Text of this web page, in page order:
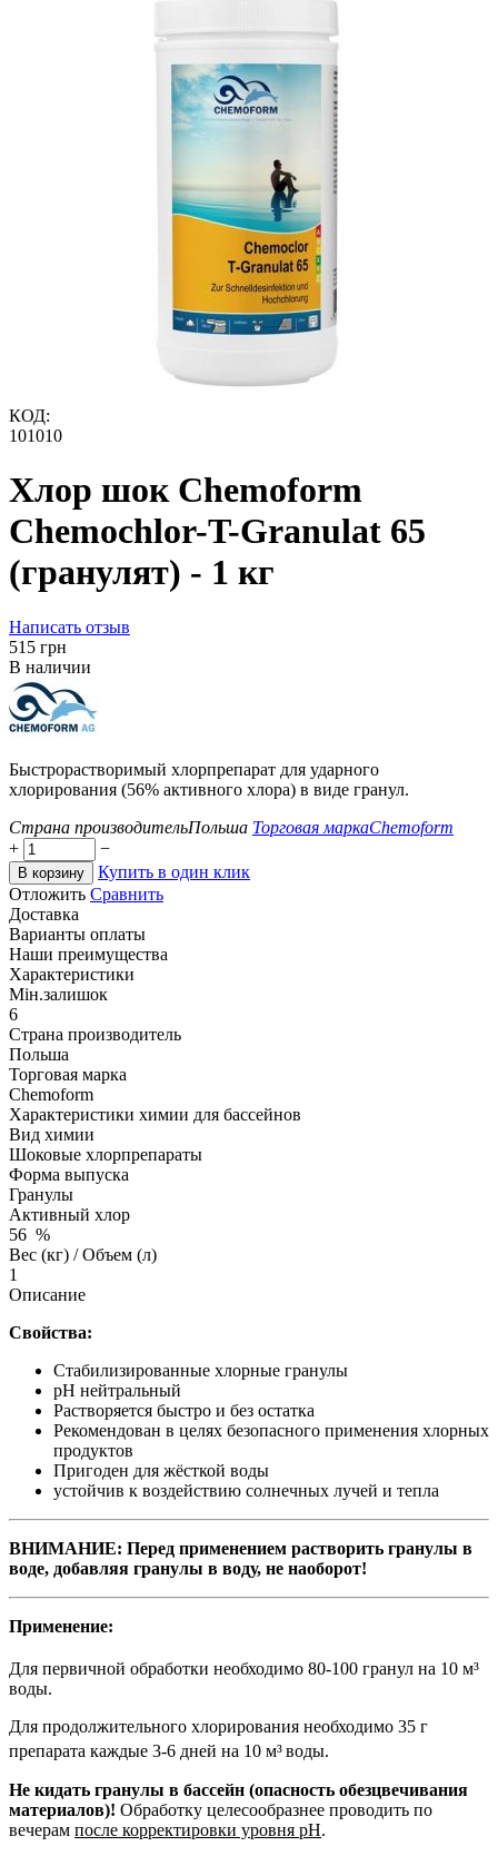
КОД:
101010
Хлор шок Chemoform
Chemochlor-T-Granulat 65
(гранулят) - 1 кг
Написать отзыв
‍515‍ грн
В наличии
Быстрорастворимый хлорпрепарат для ударного
хлорирования (56% активного хлора) в виде гранул.
Страна производительПольша Торговая маркаChemoform
+
−
В корзину
Купить в один клик
Отложить Сравнить
Доставка
Варианты оплаты
Наши преимущества
Характеристики
Мін.залишок
6
Страна производитель
Польша
Торговая марка
Chemoform
Характеристики химии для бассейнов
Вид химии
Шоковые хлорпрепараты
Форма выпуска
Гранулы
Активный хлор
56 %
Вес (кг) / Объем (л)
1
Описание
Свойства:
Стабилизированные хлорные гранулы
рН нейтральный
Растворяется быстро и без остатка
Рекомендован в целях безопасного применения хлорных
продуктов
Пригоден для жёсткой воды
устойчив к воздействию солнечных лучей и тепла
ВНИМАНИЕ: Перед применением растворить гранулы в
воде, добавляя гранулы в воду, не наоборот!
Применение:
Для первичной обработки необходимо 80-100 гранул на 10 м³
воды.
Для продолжительного хлорирования необходимо 35 г
препарата каждые 3-6 дней на 10 м³воды.
Не кидать гранулы в бассейн (опасность обезцвечивания
материалов)! Обработку целесообразнее проводить по
вечерам после корректировки уровня рН.